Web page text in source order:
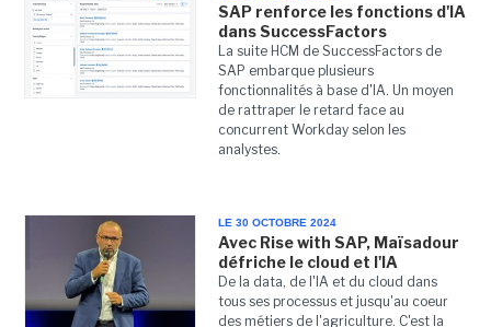
SAP renforce les fonctions d'IA
dans SuccessFactors
La suite HCM de SuccessFactors de
SAP embarque plusieurs
fonctionnalités à base d'IA. Un moyen
de rattraper le retard face au
concurrent Workday selon les
analystes.
LE 30 OCTOBRE 2024
Avec Rise with SAP, Maïsadour
défriche le cloud et l'IA
De la data, de l'IA et du cloud dans
tous ses processus et jusqu'au coeur
des métiers de l'agriculture. C'est la